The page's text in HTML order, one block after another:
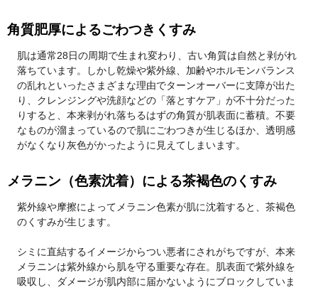
角質肥厚によるごわつきくすみ
肌は通常28日の周期で生まれ変わり、古い角質は自然と剥がれ
落ちています。しかし乾燥や紫外線、加齢やホルモンバランス
の乱れといったさまざまな理由でターンオーバーに支障が出た
り、クレンジングや洗顔などの「落とすケア」が不十分だった
りすると、本来剥がれ落ちるはずの角質が肌表面に蓄積。不要
なものが溜まっているので肌にごわつきが生じるほか、透明感
がなくなり灰色がかったように見えてしまいます。
メラニン（色素沈着）による茶褐色のくすみ
紫外線や摩擦によってメラニン色素が肌に沈着すると、茶褐色
のくすみが生じます。
シミに直結するイメージからつい悪者にされがちですが、本来
メラニンは紫外線から肌を守る重要な存在。肌表面で紫外線を
吸収し、ダメージが肌内部に届かないようにブロックしていま